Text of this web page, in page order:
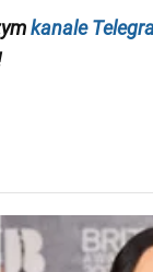
kanale